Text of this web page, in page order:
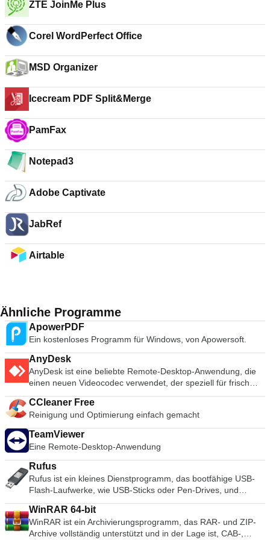
ZTE JoinMe Plus
Corel WordPerfect Office
MSD Organizer
Icecream PDF Split&Merge
PamFax
Notepad3
Adobe Captivate
JabRef
Airtable
Ähnliche Programme
ApowerPDF
Ein kostenloses Programm für Windows, von Apowersoft.
AnyDesk
AnyDesk ist eine beliebte Remote-Desktop-Anwendung, die
einen neuen Videocodec verwendet, der speziell für frisch
aussehende grafische Benutzeroberflächen entwickelt wurde.
AnyDesk-Software ist vielseitig, sicher und leichtgewichtig. Die
Software verwendet TLS1.2-Verschlüsselung, und beide
Enden der Verbindung werden kryptografisch verifiziert.
AnyDesk ist sehr leicht und in eine 1MB große Datei gepackt,
und es sind keine administrativen Rechte oder Installationen
erforderlich. Die UI von AnyDesk ist wirklich einfach und leicht
zu navigieren. Mit AnyDesk können Sie Ihren persönlichen
Computer von überall her benutzen. Ihre personalisierte
AnyDesk-ID ist der Schlüssel zu Ihrem Desktop mit all Ihren
Anwendungen, Dokumenten und Fotos. Am wichtigsten ist,
dass Ihre Daten dort bleiben, wo sie hingehören - auf Ihrer
Festplatte und nirgendwo sonst.
CCleaner Free
Reinigung und Optimierung einfach gemacht
TeamViewer
Eine Remote-Desktop-Anwendung
Rufus
Rufus ist ein kleines Dienstprogramm, das bootfähige USB-
Flash-Laufwerke, wie USB-Sticks oder Pen-Drives, und
Speichersticks formatieren und erstellen kann. Rufus ist in
den folgenden Szenarien nützlich: Wenn Sie USB-
Installationsmedien aus bootfähigen ISOs für Windows, Linux
und UEFI erstellen müssen. Wenn Sie auf einem System
WinRAR 64-bit
WinRAR ist ein Archivierungsprogramm, das RAR- und ZIP-
Archive vollständig unterstützt und in der Lage ist, CAB-,